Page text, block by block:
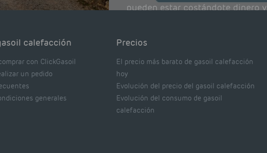
pueden estar costándote dinero y
calefacción
con ClickGasoil
un pedido
generales
Precios
El precio más barato de gasoil calefacción
hoy
Evolución del precio del gasoil calefacción
Evolución del consumo de gasoil
calefacción